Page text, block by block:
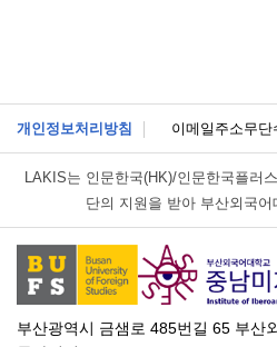
개인정보처리방침 이메일주소무단
LAKIS는 인문한국(HK)/인문한국플러
단의 지원을 받아 부산외국
부산광역시 금샘로 485번길 65 부산